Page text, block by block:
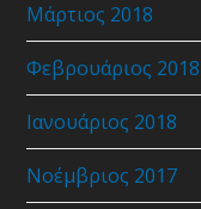
Μάρτιος 2018
Φεβρουάριος 2018
Ιανουάριος 2018
Νοέμβριος 2017